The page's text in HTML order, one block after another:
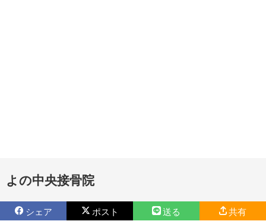
よの中央接骨院
シェア ポスト 送る 共有